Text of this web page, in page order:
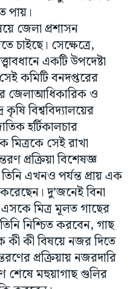
পায়।
জেলা প্রশাসন
চাইছে। সেক্ষেত্রে,
একটি উপদেষ্টা
কমিটি বনদপ্তরের
জেলাআধিকারিক ও
বিশ্ববিদ্যালয়ের
হর্টিকালচার
মিত্রকে সেই রাখা
প্রক্রিয়া বিশেষজ্ঞ
এখনও পর্যন্ত প্রায় এক
দু’জনেই বিনা
মিত্র মূলত গাছের
নিশ্চিত করবেন, গাছ
কী কী বিষয়ে নজর দিতে
প্রক্রিয়ায় নজরদারি
শেষে মহুয়াগাছ গুলির